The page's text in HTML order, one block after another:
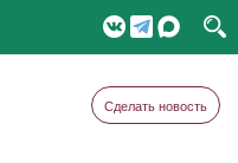
Сделать новость